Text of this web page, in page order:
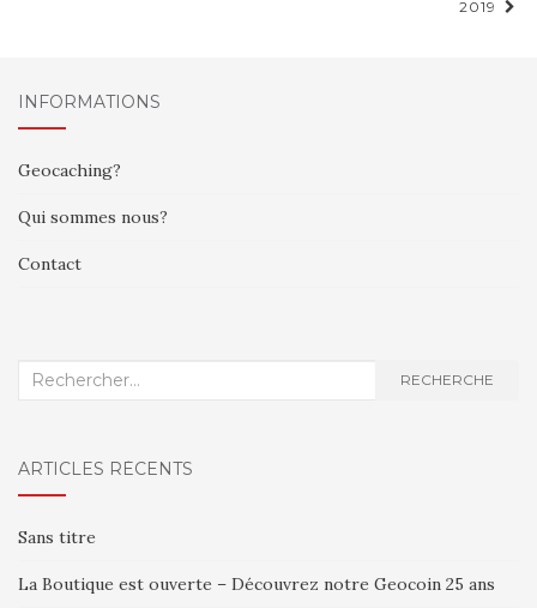
2019
INFORMATIONS
Geocaching?
Qui sommes nous?
Contact
Recherche
RECHERCHE
ARTICLES RÉCENTS
Sans titre
La Boutique est ouverte – Découvrez notre Geocoin 25 ans